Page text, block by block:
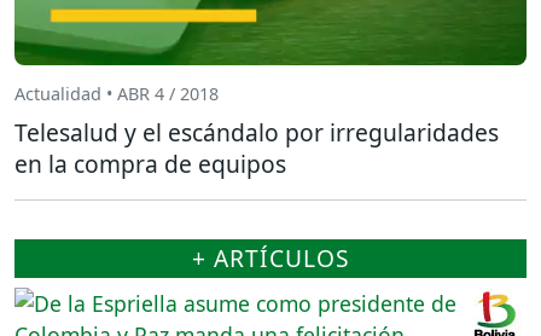
Actualidad • ABR 4 / 2018
Telesalud y el escándalo por irregularidades
en la compra de equipos
+ ARTÍCULOS